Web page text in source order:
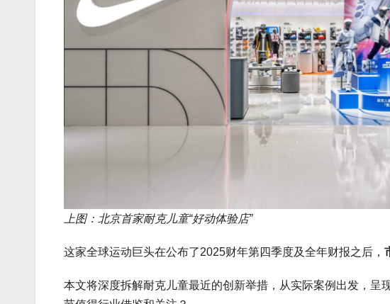
上图：北京首家耐克儿童“好动体验店”
这家全球运动巨头在公布了2025财年第四季度及全年财报之后，
本文将深度拆解耐克儿童最近的创新举措，从实际案例出发，呈